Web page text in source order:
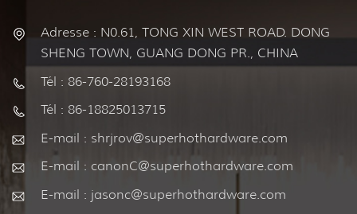
Adresse : N0.61, TONG XIN WEST ROAD. DONG
SHENG TOWN, GUANG DONG PR., CHINA
Tél : 86-760-28193168
Tél : 86-18825013715
E-mail : shrjrov@superhothardware.com
E-mail : canonC@superhothardware.com
E-mail : jasonc@superhothardware.com